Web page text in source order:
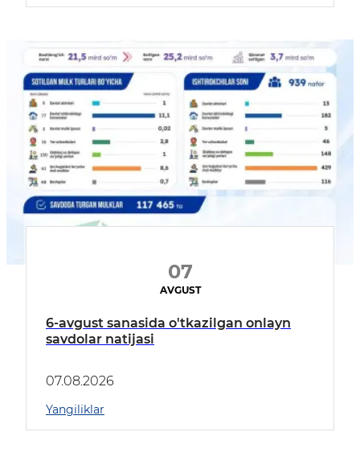
07
AVGUST
6-avgust sanasida o'tkazilgan onlayn
savdolar natijasi
07.08.2026
Yangiliklar